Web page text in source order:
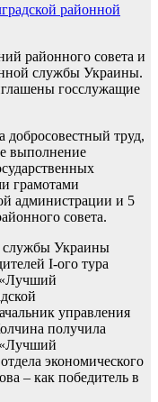
районной
районного совета и
службы Украины.
госслужащие
добросовестный труд,
выполнение
грамотами
администрации и 5
совета.
службы Украины
I-ого тура
«Лучший
управления
получила
«Лучший
экономического
– как победитель в